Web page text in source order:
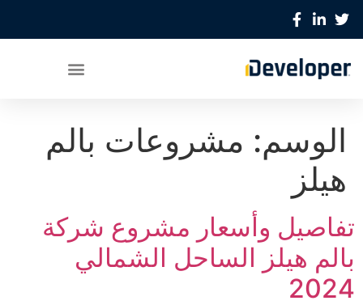
الوسم: مشروعات بالم
هيلز
تفاصيل وأسعار مشروع شركة
بالم هيلز الساحل الشمالي
2024